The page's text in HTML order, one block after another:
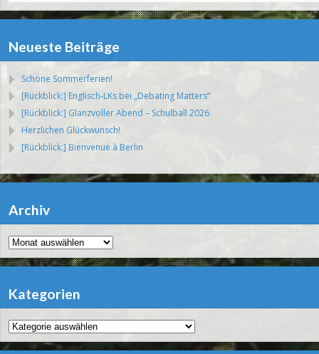
Neueste Beiträge
Schöne Sommerferien!
[Rückblick:] Englisch-LKs bei „Debating Matters“
[Rückblick:] Glanzvoller Abend – Schulball 2026
Herzlichen Glückwunsch!
[Rückblick:] Bienvenue à Berlin
Archiv
Archiv
Kategorien
Kategorien